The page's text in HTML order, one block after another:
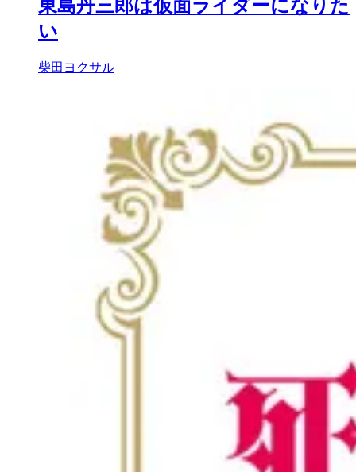
東島丹三郎は仮面ライダーになりた
い
柴田ヨクサル